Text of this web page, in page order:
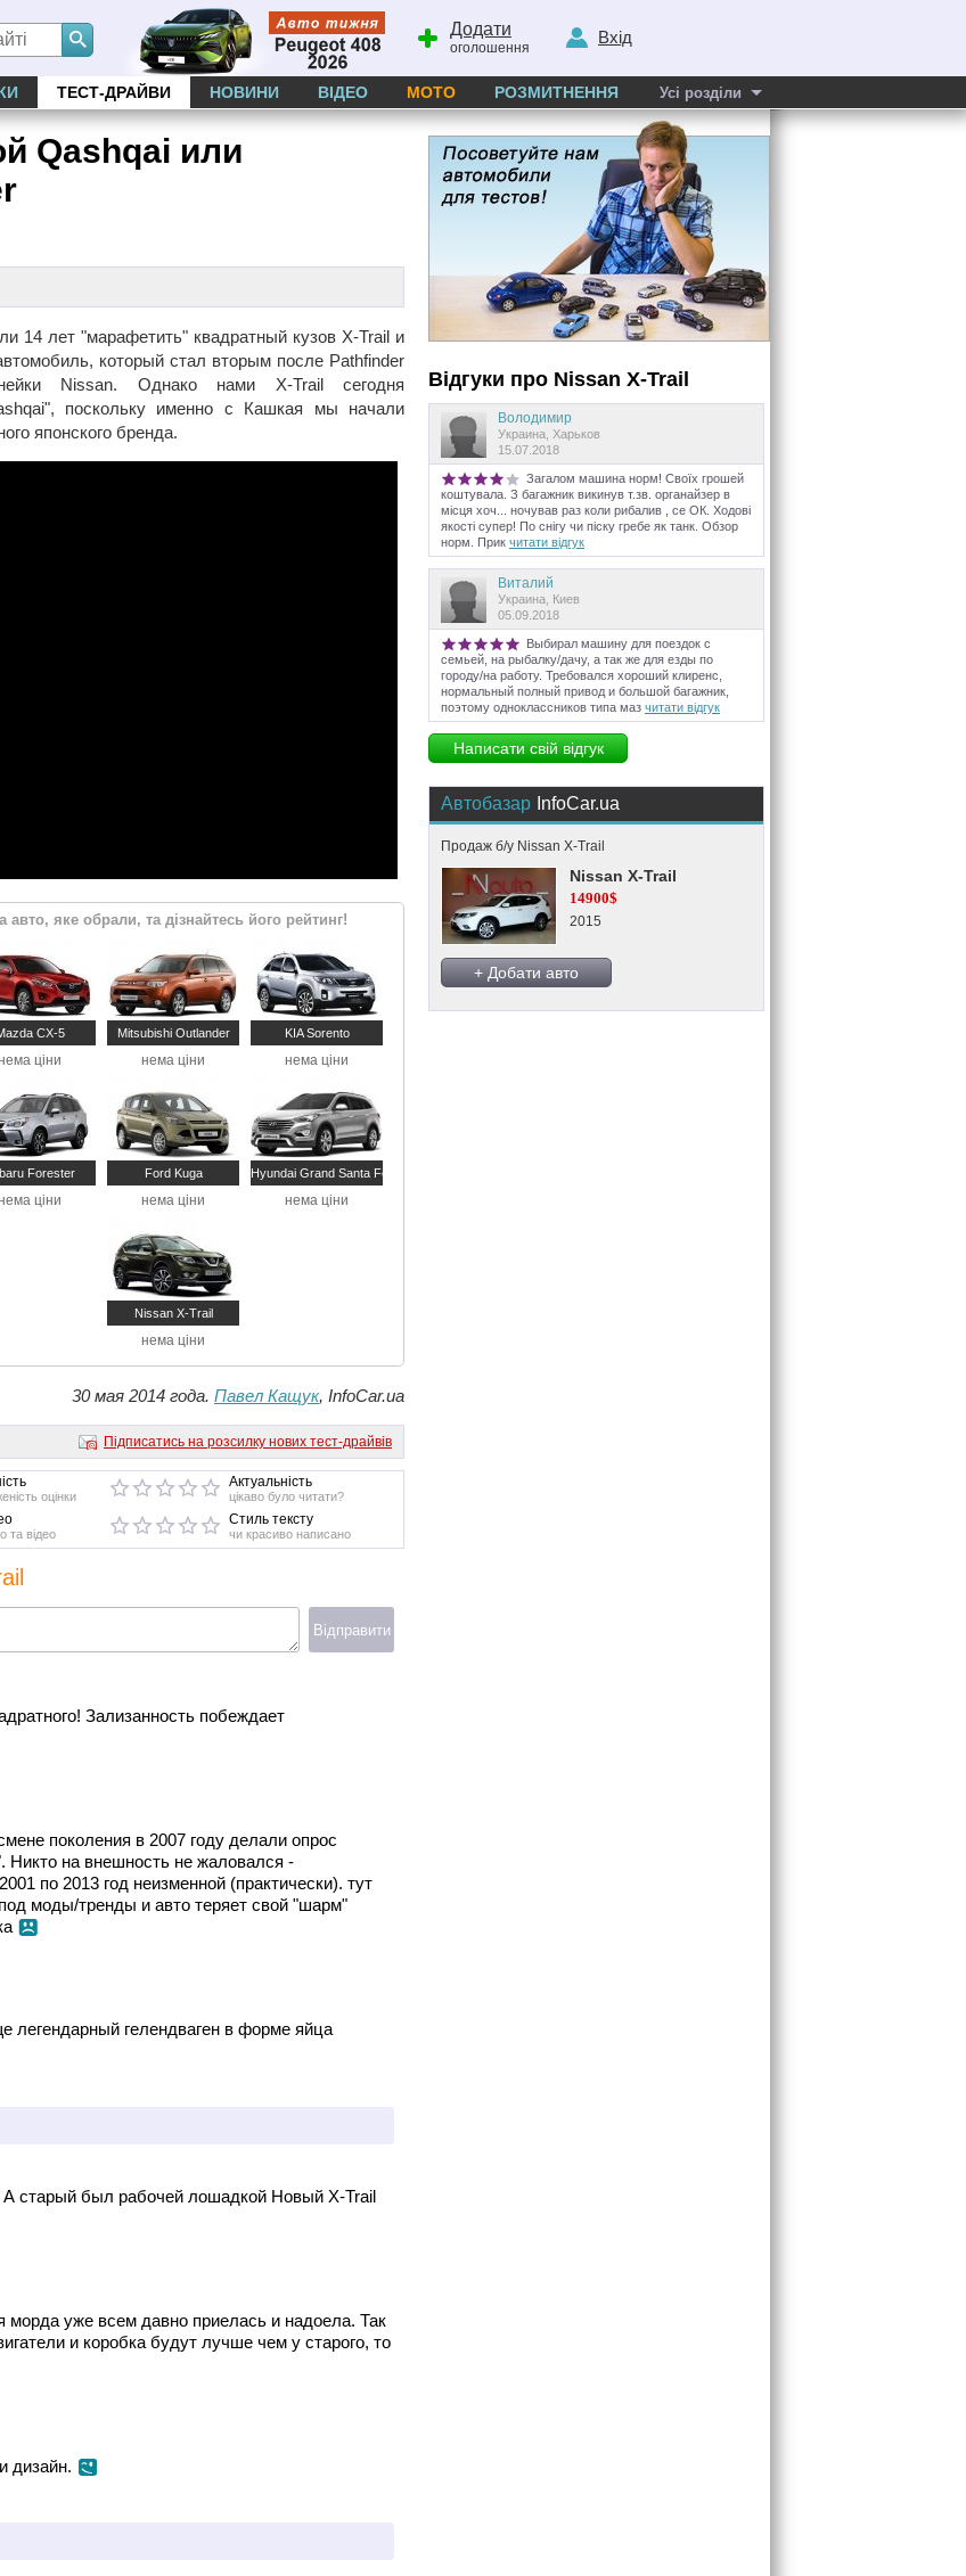
Додати
оголошення
Вхід
ТЕСТ-ДРАЙВИ НОВИНИ ВІДЕО МОТО РОЗМИТНЕННЯ Усі розділи
Qashqai или
14 лет "марафетить" квадратный кузов X-Trail и
который стал вторым после Pathfinder
Nissan. Однако нами X-Trail сегодня
поскольку именно с Кашкая мы начали
японского бренда.
авто, яке обрали, та дізнайтесь його рейтинг!
CX-5
ціни
Mitsubishi Outlander
нема ціни
KIA Sorento
нема ціни
Forester
ціни
Ford Kuga
нема ціни
Hyundai Grand Santa Fe (Maxcruz)
нема ціни
Nissan X-Trail
нема ціни
30 мая 2014 года. Павел Кащук, InfoCar.ua
Підписатись на розсилку нових тест-драйвів
оцінки
Актуальність
цікаво було читати?
та відео
Стиль тексту
чи красиво написано
Відправити
Зализанность побеждает
поколения в 2007 году делали опрос
Никто на внешность не жаловался -
по 2013 год неизменной (практически). тут
моды/тренды и авто теряет свой "шарм"
гелендваген в форме яйца
А старый был рабочей лошадкой Новый X-Trail
морда уже всем давно приелась и надоела. Так
и коробка будут лучше чем у старого, то
дизайн.
Відгуки про Nissan X-Trail
Володимир
Украина, Харьков
15.07.2018
Загалом машина норм! Своїх грошей
коштувала. З багажник викинув т.зв. органайзер в
місця хоч... ночував раз коли рибалив , се ОК. Ходові
якості супер! По снігу чи піску гребе як танк. Обзор
норм. Прик читати відгук
Виталий
Украина, Киев
05.09.2018
Выбирал машину для поездок с
семьей, на рыбалку/дачу, а так же для езды по
городу/на работу. Требовался хороший клиренс,
нормальный полный привод и большой багажник,
поэтому одноклассников типа маз читати відгук
Написати свій відгук
Автобазар InfoCar.ua
Продаж б/у Nissan X-Trail
Nissan X-Trail
14900$
2015
+ Добати авто